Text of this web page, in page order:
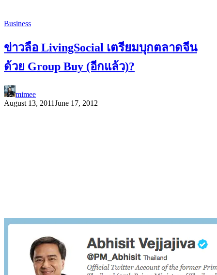
Business
ข่าวลือ LivingSocial เตรียมบุกตลาดจีน
ด้วย Group Buy (อีกแล้ว)?
mimee
August 13, 2011June 17, 2012